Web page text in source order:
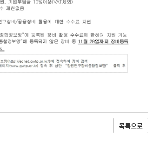
목록으로